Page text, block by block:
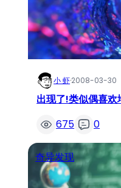
小 虾·2008-03-30
出现了!类似偶喜
675
0
奇异发现